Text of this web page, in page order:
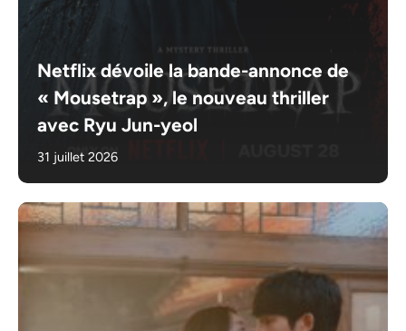
Netflix dévoile la bande-annonce de
« Mousetrap », le nouveau thriller
avec Ryu Jun-yeol
31 juillet 2026